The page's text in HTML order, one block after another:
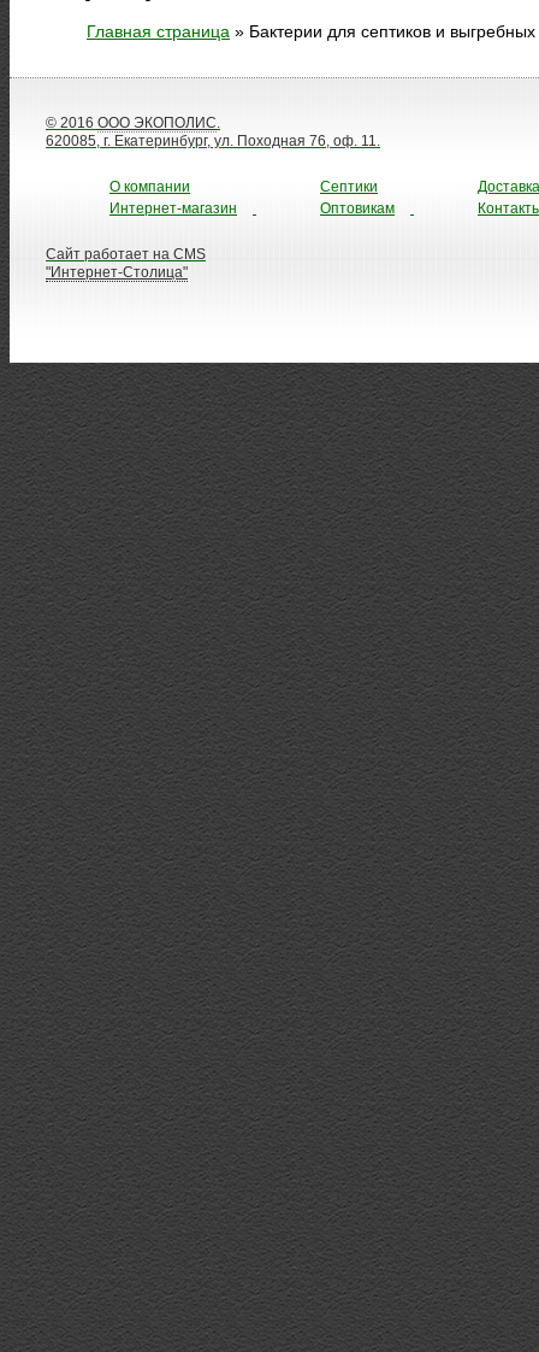
Главная страница » Бактерии для септиков и
© 2016 ООО ЭКОПОЛИС
620085, г. Екатеринбург, ул. Походная 76, оф. 11.
О компании
Интернет-магазин
Септики
Оптовикам
Доставка
Сайт работает на CMS
"Интернет-Столица"